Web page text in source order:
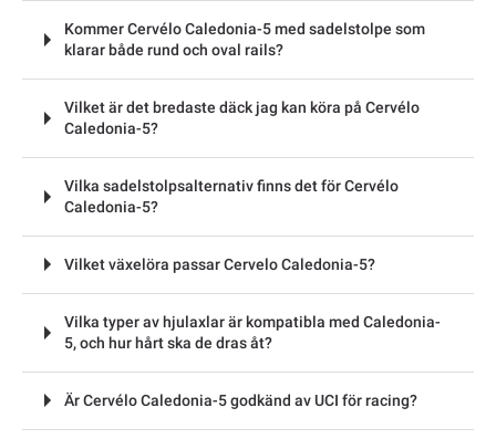
Kommer Cervélo Caledonia-5 med sadelstolpe som
klarar både rund och oval rails?
Vilket är det bredaste däck jag kan köra på Cervélo
Caledonia-5?
Vilka sadelstolpsalternativ finns det för Cervélo
Caledonia-5?
Vilket växelöra passar Cervelo Caledonia-5?
Vilka typer av hjulaxlar är kompatibla med Caledonia-
5, och hur hårt ska de dras åt?
Är Cervélo Caledonia-5 godkänd av UCI för racing?